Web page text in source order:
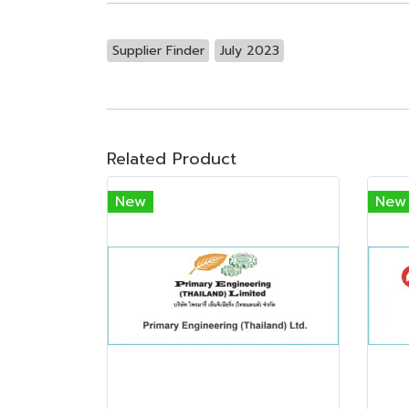
Supplier Finder July 2023
Related Product
New New